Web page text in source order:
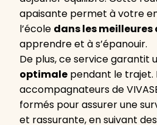
apaisante permet à votre
l’école dans les
apprendre et à s’épanouir.
De plus, ce service garantit
optimale pendant le trajet.
accompagnateurs de
formés pour assurer une
et rassurante, en suivant